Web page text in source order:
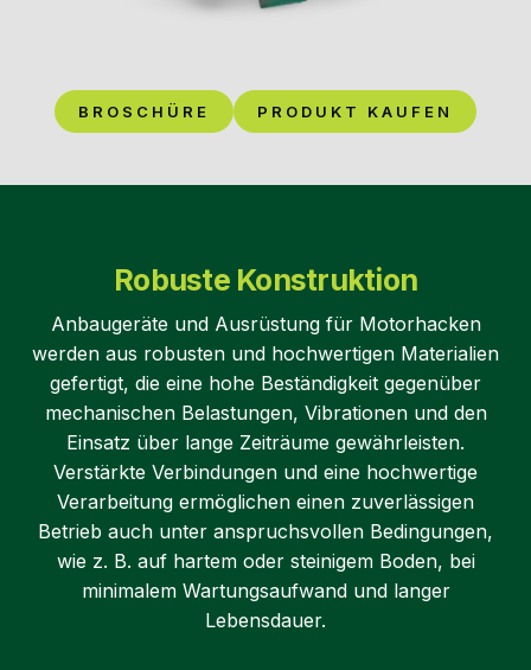
BROSCHÜRE PRODUKT KAUFEN
Robuste Konstruktion
Anbaugeräte und Ausrüstung für Motorhacken
werden aus robusten und hochwertigen Materialien
gefertigt, die eine hohe Beständigkeit gegenüber
mechanischen Belastungen, Vibrationen und den
Einsatz über lange Zeiträume gewährleisten.
Verstärkte Verbindungen und eine hochwertige
Verarbeitung ermöglichen einen zuverlässigen
Betrieb auch unter anspruchsvollen Bedingungen,
wie z. B. auf hartem oder steinigem Boden, bei
minimalem Wartungsaufwand und langer
Lebensdauer.